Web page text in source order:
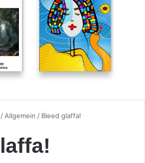
/Allgemein / Bleed glaffa!